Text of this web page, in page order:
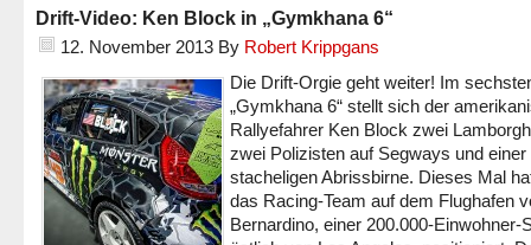
Drift-Video: Ken Block in „Gymkhana 6“
12. November 2013 By Robert Krippgans
Die Drift-Orgie geht weiter! Im
„Gymkhana 6“ stellt sich der
Rallyefahrer Ken Block zwei
zwei Polizisten auf Segways und einer
stacheligen Abrissbirne. Dieses Mal
das Racing-Team auf dem Flughafen
Bernardino, einer 200.000-Einwohner-